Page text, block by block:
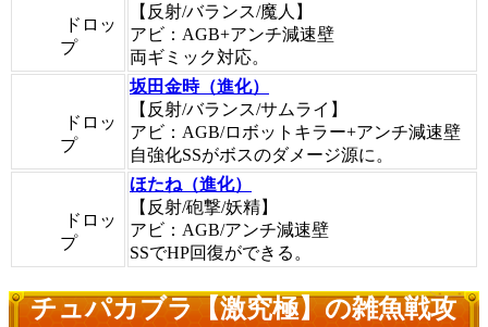
ドロッ
プ
【反射/バランス/魔人】
アビ：AGB+アンチ減速壁
両ギミック対応。
ドロッ
プ
坂田金時（進化）
【反射/バランス/サムライ】
アビ：AGB/ロボットキラー+アンチ減速壁
自強化SSがボスのダメージ源に。
ドロッ
プ
ほたね（進化）
【反射/砲撃/妖精】
アビ：AGB/アンチ減速壁
SSでHP回復ができる。
チュパカブラ【激究極】の雑魚戦攻